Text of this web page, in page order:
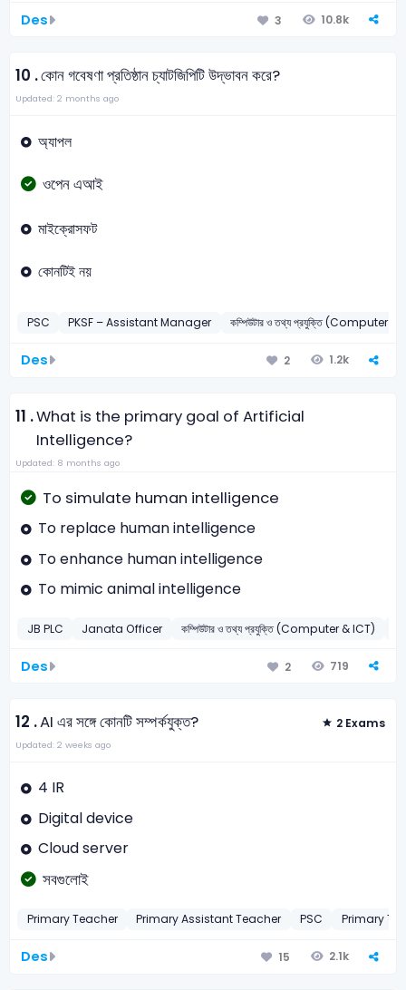
Des 3 10.8k
10 .কোন গবেষণা প্রতিষ্ঠান চ্যাটজিপিটি উদ্ভাবন করে?
Updated: 2 months ago
অ্যাপল
ওপেন এআই
মাইক্রোসফট
কোনটিই নয়
PSC PKSF – Assistant Manager কম্পিউটার ও তথ্য প্রযুক্তি (Computer &
Des 2 1.2k
11 .What is the primary goal of Artificial
Intelligence?
Updated: 8 months ago
To simulate human intelligence
To replace human intelligence
To enhance human intelligence
To mimic animal intelligence
JB PLC Janata Officer কম্পিউটার ও তথ্য প্রযুক্তি (Computer & ICT)
Des 2 719
12 .AI এর সঙ্গে কোনটি সম্পর্কযুক্ত? 2 Exams
Updated: 2 weeks ago
4 IR
Digital device
Cloud server
সবগুলোই
Primary Teacher Primary Assistant Teacher PSC Primary
Des 15 2.1k